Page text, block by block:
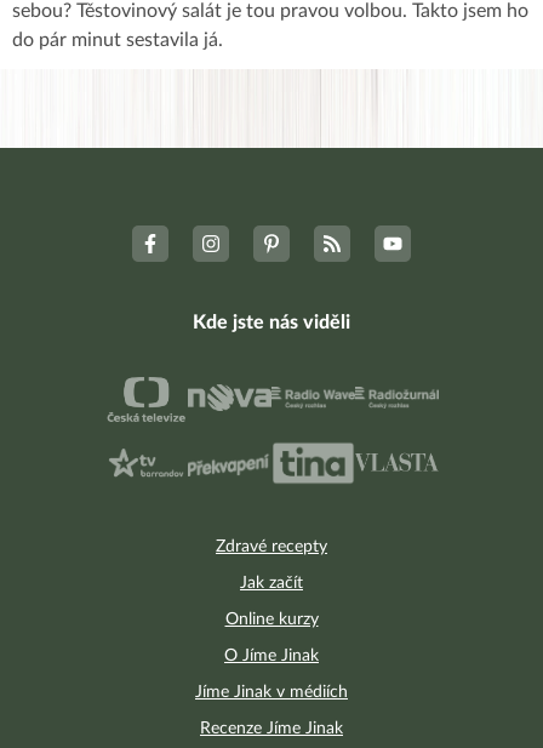
sebou? Těstovinový salát je tou pravou volbou. Takto jsem ho
do pár minut sestavila já.
Zdravé recepty
Jak začít
Online kurzy
O Jíme Jinak
Jíme Jinak v médiích
Recenze Jíme Jinak
Kde jste nás viděli